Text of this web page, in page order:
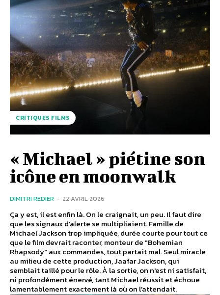
CRITIQUES FILMS
« Michael » piétine son
icône en moonwalk
DIMITRI REDIER - 22 AVRIL 2026
Ça y est, il est enfin là. On le craignait, un peu. Il faut dire
que les signaux d'alerte se multipliaient. Famille de
Michael Jackson trop impliquée, durée courte pour tout ce
que le film devrait raconter, monteur de "Bohemian
Rhapsody" aux commandes, tout partait mal. Seul miracle
au milieu de cette production, Jaafar Jackson, qui
semblait taillé pour le rôle. À la sortie, on n'est ni satisfait,
ni profondément énervé, tant Michael réussit et échoue
lamentablement exactement là où on l'attendait.